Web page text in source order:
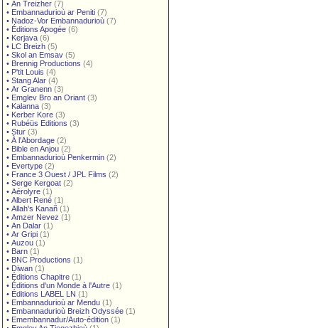
• An Treizher (7)
• Embannadurioù ar Peniti (7)
• Nadoz-Vor Embannadurioù (7)
• Éditions Apogée (6)
• Kerjava (6)
• LC Breizh (5)
• Skol an Emsav (5)
• Brennig Productions (4)
• P'tit Louis (4)
• Stang Alar (4)
• Ar Granenn (3)
• Emglev Bro an Oriant (3)
• Kalanna (3)
• Kerber Kore (3)
• Rubéüs Editions (3)
• Stur (3)
• À l'Abordage (2)
• Bible en Anjou (2)
• Embannadurioù Penkermin (2)
• Evertype (2)
• France 3 Ouest / JPL Films (2)
• Serge Kergoat (2)
• Aérolyre (1)
• Albert René (1)
• Allah's Kanañ (1)
• Amzer Nevez (1)
• An Dalar (1)
• Ar Gripi (1)
• Auzou (1)
• Barn (1)
• BNC Productions (1)
• Diwan (1)
• Éditions Chapitre (1)
• Éditions d'un Monde à l'Autre (1)
• Éditions LABEL LN (1)
• Embannadurioù ar Mendu (1)
• Embannadurioù Breizh Odyssée (1)
• Emembannadur/Auto-édition (1)